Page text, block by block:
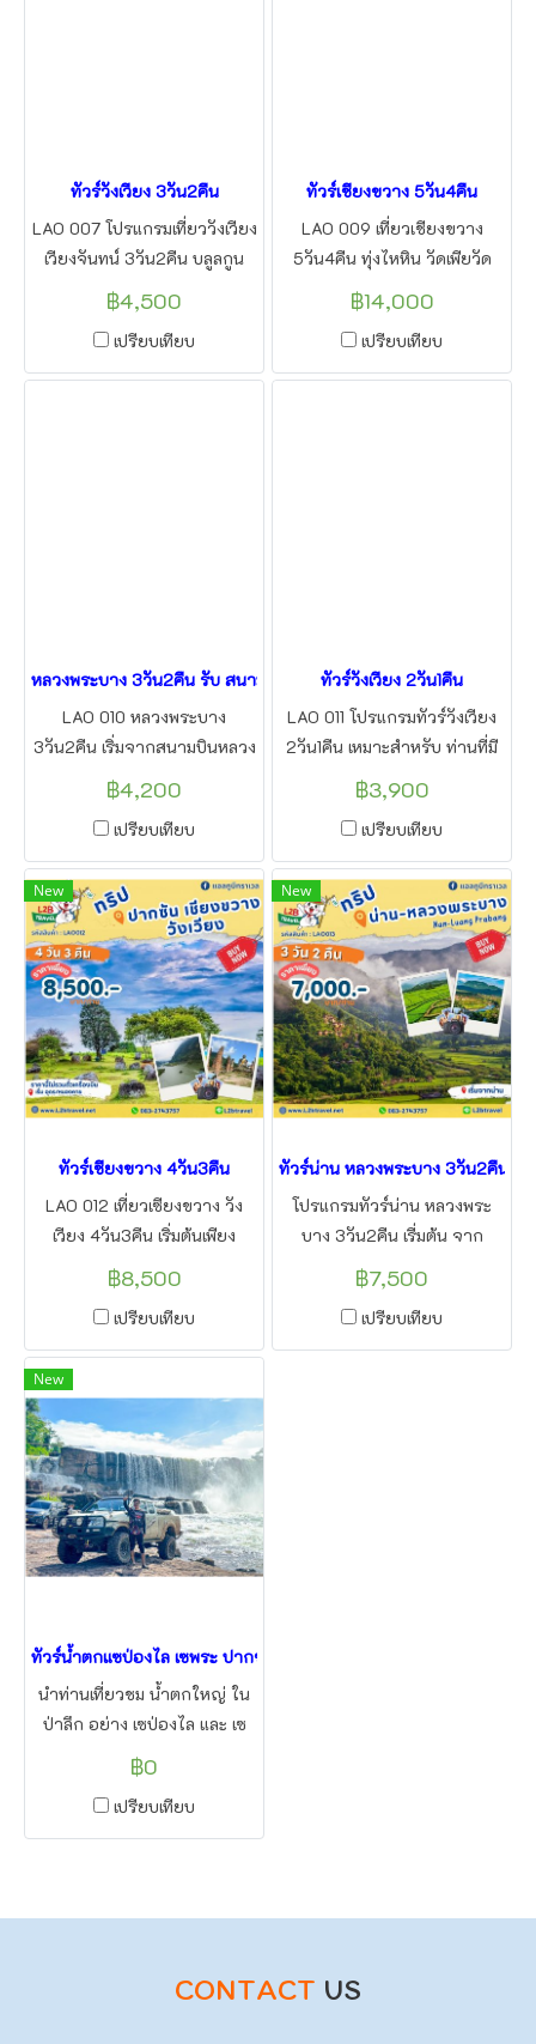
ทัวร์วังเวียง 3วัน2คืน
LAO 007 โปรแกรมเที่ยววังเวียง
เวียงจันทน์ 3วัน2คืน บลูลกูน
พระธาตุหลวง
฿4,500
เปรียบเทียบ
ทัวร์เชียงขวาง 5วัน4คืน
LAO 009 เที่ยวเชียงขวาง
5วัน4คืน ทุ่งไหหิน วัดเพียวัด
หลวงพระบาง ใส่บาตรข้าว
เหนียว วังเวียง เริ่มต้นจาก
อุดรธานี หนองคาย โดยแอลทูบี
ทราเวล
฿14,000
เปรียบเทียบ
หลวงพระบาง 3วัน2คืน รับ สนามบินหลวงพระบาง
LAO 010 หลวงพระบาง
3วัน2คืน เริ่มจากสนามบินหลวง
พระบาง ราคาเริ่มต้น 3,999
บาทต่อท่าน เท่านั่น โดยแอลทูบี
ทราเวล
฿4,200
เปรียบเทียบ
ทัวร์วังเวียง 2วัน1คืน
LAO 011 โปรแกรมทัวร์วังเวียง
2วัน1คืน เหมาะสำหรับ ท่านที่มี
เวลาน้อย และอยากมาเที่ยว ชม
ความงาม ธรรมชาติของเมือง
ลาว ถ้ำจัง สะพานสีส้ม เริ่มจาก
อุดรธานี หนองคาย โดย แอล
ทูบีทราเวล
฿3,900
เปรียบเทียบ
New
ทัวร์เชียงขวาง 4วัน3คืน
LAO 012 เที่ยวเซียงขวาง วัง
เวียง 4วัน3คืน เริ่มต้นเพียง
8500 บาท บริการเส้นทางเที่ยว
ใหม่ ในเมืองลาว โดยผ่าน เมือง
ปากซัน เมืองคูณ เป็นเส้นทาง ที่
น่าสนใจเที่ยว ชม ทุ่งไหหิน วัด
เพียวัด ถ้ำพระ ถ้ำปิ่ว เส้นทาง
ใหม่ ที่ใครหลายคนไม่เคยไป
แนะนำ มาเที่ยวกันจ้า โดยแอล
ทูบีทราเวล
฿8,500
เปรียบเทียบ
New
ทัวร์น่าน หลวงพระบาง 3วัน2คืน
โปรแกรมทัวร์น่าน หลวงพระ
บาง 3วัน2คืน เรื่มต้น จาก
จังหวัด น่าน ด่านห้วยโกร๋น
ด่านน้ำเงิน โดยเส้นทางเส้นทาง
ใหม่ สะดวกสบาย หงสา เชียง
แมน หลวงพระบาง เริ่มต้นสัมผัส
฿7,500
เปรียบเทียบ
New
ทัวร์น้ำตกแซป่องไล เซพระ ปากซอง 3วัน2คืน
นำท่านเที่ยวชม น้ำตกใหญ่ ใน
ป่าลึก อย่าง เซป่องไล และ เซ
พระ สัมผัสเมืองหนาวทั้งปี อย่าง
เมืองปากซอง เมืองที่เต็มไปด้วย
ไร่กาแฟ และปลูกพืชเมืองหนาว
เที่ยวลาวใต้ไม่จำเจ แน่นอน โดย
฿0
เปรียบเทียบ
CONTACT US